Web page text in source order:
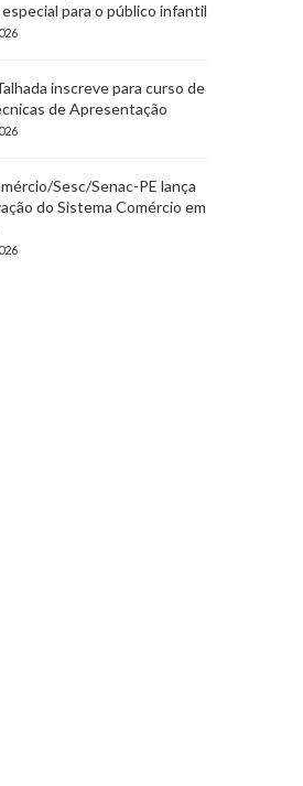
para o público infantil
inscreve para curso de
de Apresentação
Sesc/Senac-PE lança
do Sistema Comércio em